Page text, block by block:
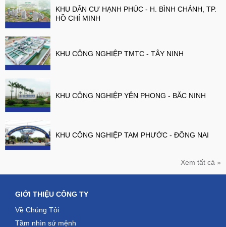
KHU DÂN CƯ HẠNH PHÚC - H. BÌNH CHÁNH, TP.
HỒ CHÍ MINH
KHU CÔNG NGHIỆP TMTC - TÂY NINH
KHU CÔNG NGHIỆP YÊN PHONG - BĂC NINH
KHU CÔNG NGHIỆP TAM PHƯỚC - ĐỒNG NAI
Xem tất cả »
GIỚI THIỆU CÔNG TY
Về Chúng Tôi
Tầm nhìn sứ mệnh